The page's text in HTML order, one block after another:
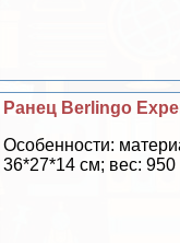
Ранец Berlingo
Особенности:
36*27*14 см; вес: 950